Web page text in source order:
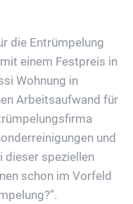
die Entrümpelung
einem Festpreis in
Wohnung in
Arbeitsaufwand für
und
dieser speziellen
schon im Vorfeld